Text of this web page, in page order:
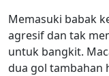
Memasuki babak
agresif dan tak
untuk bangkit.
dua gol tambahan